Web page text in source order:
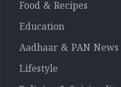
Food & Recipes
Education
Aadhaar & PAN News
Lifestyle